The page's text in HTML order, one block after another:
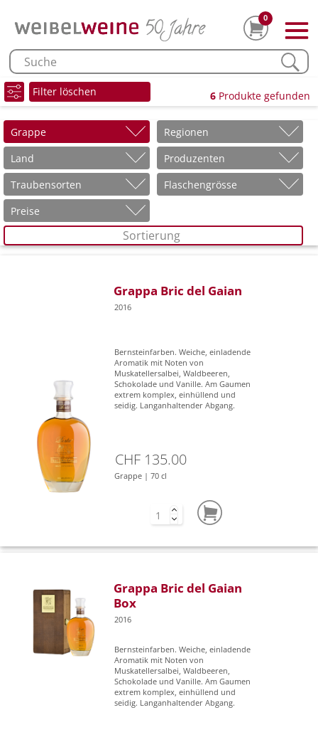
0
Filter löschen 6 Produkte gefunden
Grappe
Regionen
Land
Produzenten
Traubensorten
Flaschengrösse
Preise
Sortierung
Grappa Bric del Gaian
2016
Bernsteinfarben. Weiche, einladende
Aromatik mit Noten von
Muskatellersalbei, Waldbeeren,
Schokolade und Vanille. Am Gaumen
extrem komplex, einhüllend und
seidig. Langanhaltender Abgang.
CHF 135.00
Grappe | 70 cl
Grappa Bric del Gaian
Box
2016
Bernsteinfarben. Weiche, einladende
Aromatik mit Noten von
Muskatellersalbei, Waldbeeren,
Schokolade und Vanille. Am Gaumen
extrem komplex, einhüllend und
seidig. Langanhaltender Abgang.